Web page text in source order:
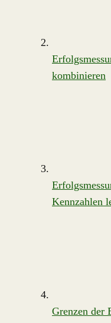
kombinieren
Kennzahlen
Grenzen der